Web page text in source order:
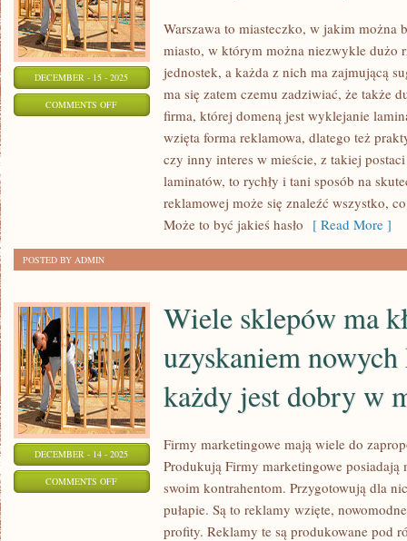
DECEMBER - 15 - 2025
COMMENTS OFFON
Warszawa to miasteczko, w jakim można
miasto, w którym można niezwykle dużo
jednostek, a każda z nich ma zajmującą
ma się zatem czemu zadziwiać, że także
firma, której domeną jest wyklejanie
wzięta forma reklamowa, dlatego też
czy inny interes w mieście, z takiej
laminatów, to rychły i tani sposób na
reklamowej może się znaleźć wszystko,
Może to być jakieś hasło [ Read More ]
POSTED BY ADMIN
DECEMBER - 14 - 2025
COMMENTS OFFON
Wiele sklepów ma
uzyskaniem
każdy jest dobry w
Firmy marketingowe mają wiele do
Produkują Firmy marketingowe posiadają
swoim kontrahentom. Przygotowują dla
pułapie. Są to reklamy wzięte,
profity. Reklamy te są produkowane pod